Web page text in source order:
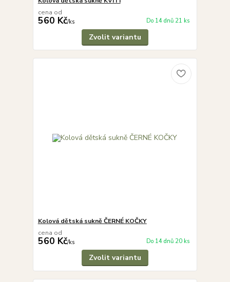
cena od
560 Kč/ks Do 14 dnů 21 ks
Zvolit variantu
Kolová dětská sukně ČERNÉ KOČKY
cena od
560 Kč/ks Do 14 dnů 20 ks
Zvolit variantu